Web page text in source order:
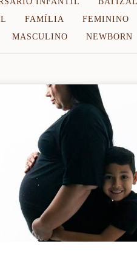
FAMÍLIA FEMININO
MASCULINO NEWBORN